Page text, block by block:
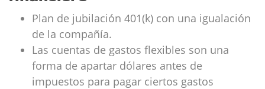
Plan de jubilación 401(k) con una igualación
de la compañía.
Las cuentas de gastos flexibles son una
forma de apartar dólares antes de
impuestos para pagar ciertos gastos